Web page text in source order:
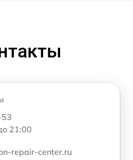
21:00
repair-center.ru